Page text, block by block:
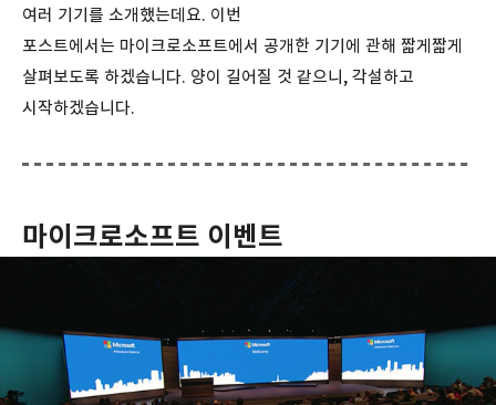
여러 기기를 소개했는데요. 이번
포스트에서는 마이크로소프트에서 공개한 기기에 관해 짧게짧게
살펴보도록 하겠습니다. 양이 길어질 것 같으니, 각설하고
시작하겠습니다.
마이크로소프트 이벤트